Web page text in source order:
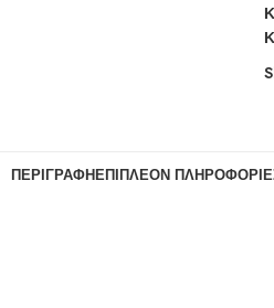
ΠΕΡΙΓΡΑΦΉΕΠΙΠΛΈΟΝ